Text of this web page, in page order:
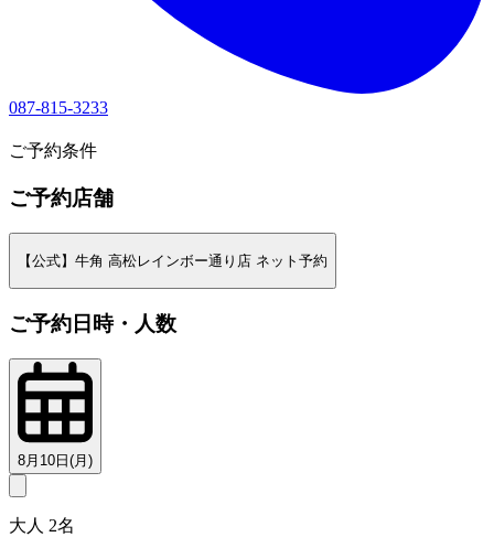
087-815-3233
ご予約条件
ご予約店舗
【公式】牛角 高松レインボー通り店 ネット予約
ご予約日時・人数
8月10日(月)
大人 2名